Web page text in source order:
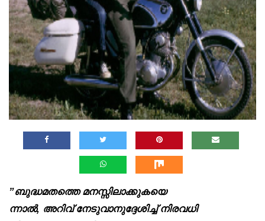
”ബുദ്ധമതത്തെ മനസ്സിലാക്കുകയെ
ന്നാൽ, അറിവ് നേടുവാനുദ്ദേശിച്ച് നിരവധി